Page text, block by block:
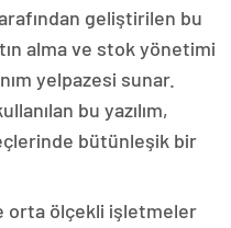
geliştirilen bu
alma ve stok yönetimi
yelpazesi sunar.
bu yazılım,
bütünleşik bir
orta ölçekli işletmeler